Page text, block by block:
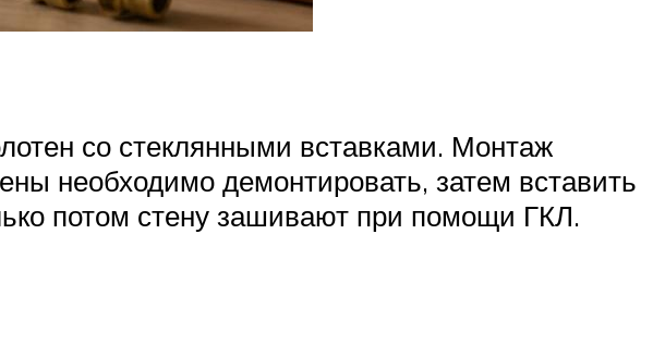
со стеклянными вставками. Монтаж
необходимо демонтировать, затем вставить
потом стену зашивают при помощи ГКЛ.